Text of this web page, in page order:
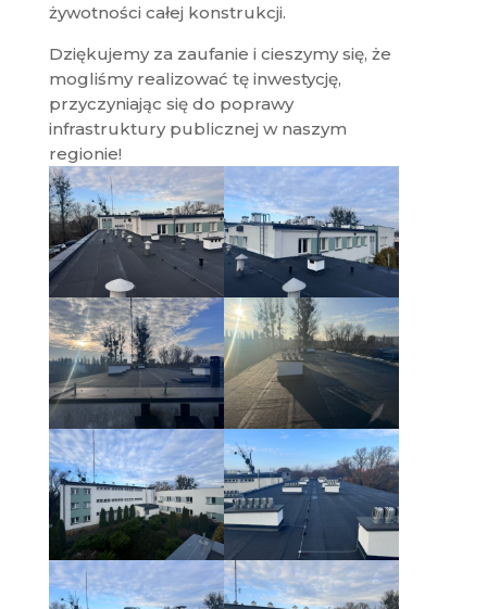
żywotności całej konstrukcji.
Dziękujemy za zaufanie i cieszymy się, że
mogliśmy realizować tę inwestycję,
przyczyniając się do poprawy
infrastruktury publicznej w naszym
regionie!